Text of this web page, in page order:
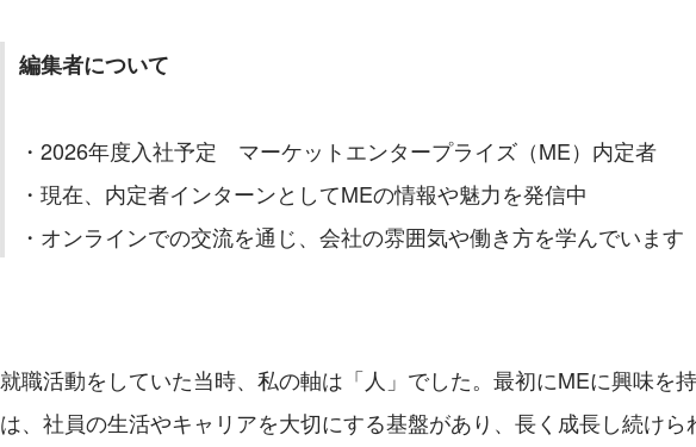
編集者について
・2026年度入社予定　マーケットエンタープライズ（ME）内定者
・現在、内定者インターンとしてMEの情報や魅力を発信中
・オンラインでの交流を通じ、会社の雰囲気や働き方を学んでいます
就職活動をしていた当時、私の軸は「人」でした。最初にMEに興味を
は、社員の生活やキャリアを大切にする基盤があり、長く成長し続けら